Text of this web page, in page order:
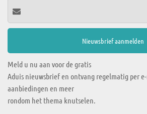
Meld u nu aan voor de gratis
Aduis nieuwsbrief en ontvang regelmatig per
aanbiedingen en meer
rondom het thema knutselen.